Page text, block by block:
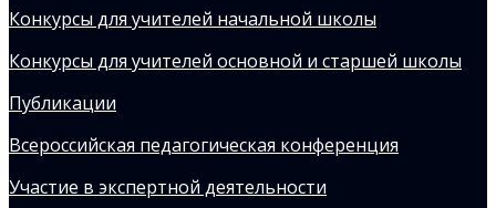
Конкурсы для учителей начальной школы
Конкурсы для учителей основной и старшей школы
Публикации
Всероссийская педагогическая конференция
Участие в экспертной деятельности